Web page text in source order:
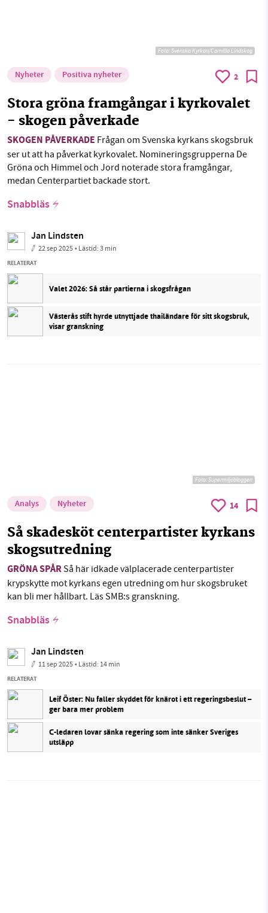
Foto: Svenska Kyrkan/Camillla Lindskog
Nyheter Positiva nyheter 2
Stora gröna framgångar i kyrkovalet
- skogen påverkade
SKOGEN PÅVERKADE Frågan om Svenska kyrkans skogsbruk
ser ut att ha påverkat kyrkovalet. Nomineringsgrupperna De
Gröna och Himmel och Jord noterade stora framgångar,
medan Centerpartiet backade stort.
Snabbläs
Jan Lindsten
22 sep 2025• Lästid:3 min
RELATERAT
Valet 2026: Så står partierna i skogsfrågan
Västerås stift hyrde utnyttjade thailändare för sitt skogsbruk,
visar granskning
Foto: Supermiljöbloggen
Analys Nyheter 14
Så skadesköt centerpartister kyrkans
skogsutredning
GRÖNA SPÅRSå här idkade välplacerade centerpartister
krypskytte mot kyrkans egen utredning om hur skogsbruket
kan bli mer hållbart. Läs SMB:s granskning.
Snabbläs
Jan Lindsten
11 sep 2025• Lästid: 14 min
RELATERAT
Leif Öster: Nu faller skyddet för knärot i ett regeringsbeslut –
ger bara mer problem
C-ledaren lovar sänka regering som inte sänker Sveriges
utsläpp